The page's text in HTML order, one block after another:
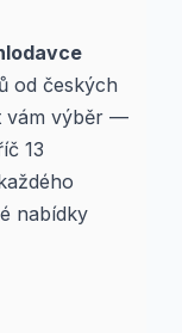
od českých
vám výběr —
13
nabídky